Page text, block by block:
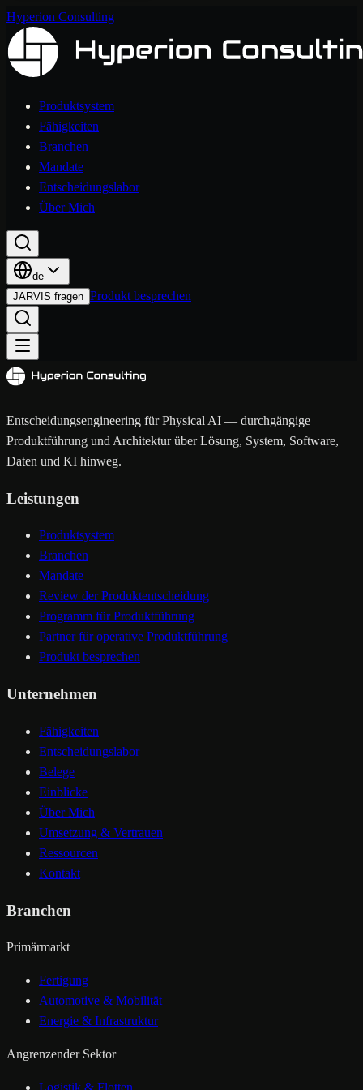
Hyperion Consulting
Produktsystem
Fähigkeiten
Branchen
Mandate
Entscheidungslabor
Über Mich
de
JARVIS fragen Produkt besprechen
Entscheidungsengineering für Physical AI — durchgängige
Produktführung und Architektur über Lösung, System, Software,
Daten und KI hinweg.
Leistungen
Produktsystem
Branchen
Mandate
Review der Produktentscheidung
Programm für Produktführung
Partner für operative Produktführung
Produkt besprechen
Unternehmen
Fähigkeiten
Entscheidungslabor
Belege
Einblicke
Über Mich
Umsetzung & Vertrauen
Ressourcen
Kontakt
Branchen
Primärmarkt
Fertigung
Automotive & Mobilität
Energie & Infrastruktur
Angrenzender Sektor